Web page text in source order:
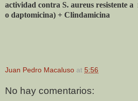
actividad contra S. aureus resistente a
o daptomicina) + Clindamicina
Juan Pedro Macaluso at 5:56
No hay comentarios: